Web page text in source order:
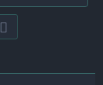
ulaşın